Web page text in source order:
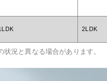
2LDK
況と異なる場合があります。